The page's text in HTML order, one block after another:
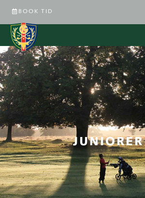
BOOK TID
JUNIORER